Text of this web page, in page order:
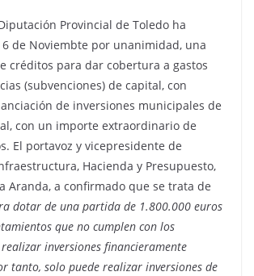
Provincial de Toledo ha
de Noviembte por unanimidad, una
créditos para dar cobertura a gastos
(subvenciones) de capital, con
de inversiones municipales de
con un importe extraordinario de
El portavoz y vicepresidente de
Hacienda y Presupuesto,
Aranda, a confirmado que se trata de
dotar de una partida de 1.800.000 euros
que no cumplen con los
inversiones financieramente
tanto, solo puede realizar inversiones de